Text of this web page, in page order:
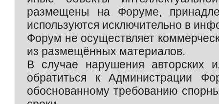
размещены на Форуме,
используются исключительно в
Форум не осуществляет
из размещённых материалов.
В случае нарушения авторских
обратиться к Администрации
обоснованному требованию